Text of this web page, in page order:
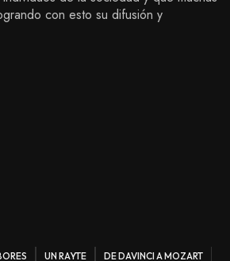
con esto su difusión y
UN RAYTE DE DAVINCI A MOZART